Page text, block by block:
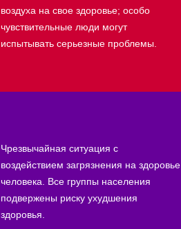
воздуха на свое здоровье; особо
чувствительные люди могут
испытывать серьезные проблемы.
Чрезвычайная ситуация с
воздействием загрязнения на здоровье
человека. Все группы населения
подвержены риску ухудшения
здоровья.